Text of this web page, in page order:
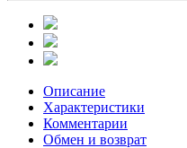
Описание
Характеристики
Комментарии
Обмен и возврат